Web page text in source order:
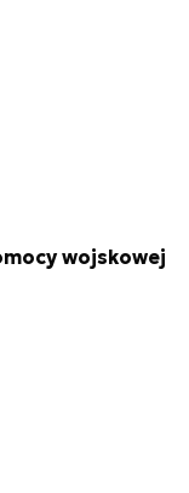
wojskowej